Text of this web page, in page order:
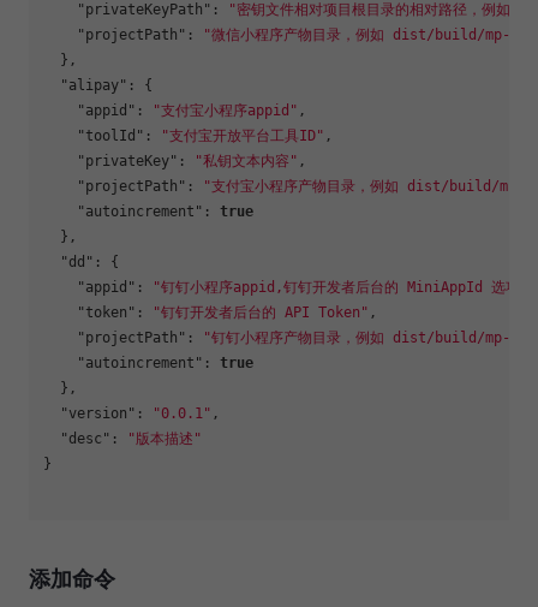
"privateKeyPath" :
"密钥文件相对项目根目录的相对路径，例
"projectPath" :
"微信小程序产物目录，例如 dist/build/mp-
} ,
"alipay" :
{
"appid" : "支付宝小程序appid" ,
"toolId" : "支付宝开放平台工具ID" ,
"privateKey" : "私钥文本内容" ,
"projectPath" :
"支付宝小程序产物目录，例如 dist/build/mp-
"autoincrement" :
true
} ,
"dd" :
{
"appid" : "钉钉小程序appid,钉钉开发者后台的 MiniAppId 选项"
"token" : "钉钉开发者后台的 API Token" ,
"projectPath" :
"钉钉小程序产物目录，例如 dist/build/mp-
"autoincrement" :
true
} ,
"version" : "0.0.1" ,
"desc" :
"版本描述"
}
添加命令